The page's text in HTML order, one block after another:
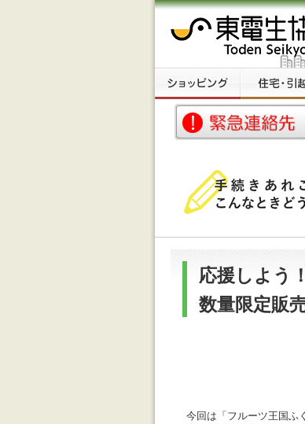
応援しよう
数量限定販
今回は「フルーツ王国ふ